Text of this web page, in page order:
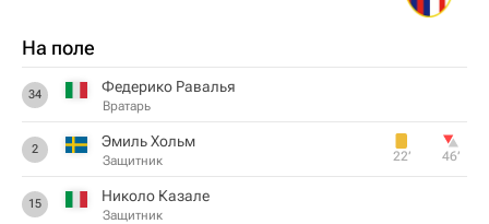
На поле
34 Федерико Равалья
Вратарь
2 Эмиль Хольм
Защитник 22‎’‎ 46‎’‎
15 Николо Казале
Защитник